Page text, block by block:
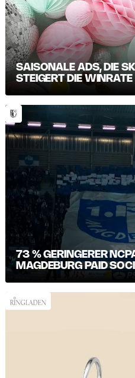
SAISONALE ADS, DIE
STEIGERT DIE
73 % GERINGERER
MAGDEBURG PAID